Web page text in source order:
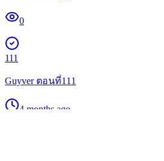
0
111
Guyver ตอนที่111
4 months ago